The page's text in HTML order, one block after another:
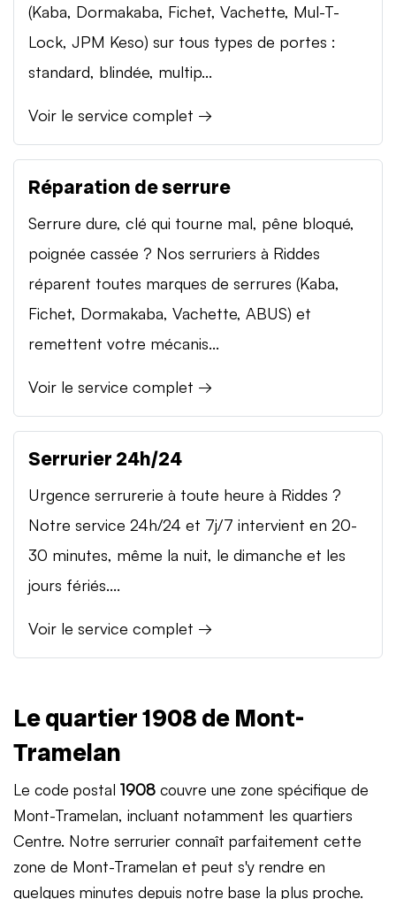
(Kaba, Dormakaba, Fichet, Vachette, Mul-T-
Lock, JPM Keso) sur tous types de portes :
standard, blindée, multip...
Voir le service complet →
Réparation de serrure
Serrure dure, clé qui tourne mal, pêne bloqué,
poignée cassée ? Nos serruriers à Riddes
réparent toutes marques de serrures (Kaba,
Fichet, Dormakaba, Vachette, ABUS) et
remettent votre mécanis...
Voir le service complet →
Serrurier 24h/24
Urgence serrurerie à toute heure à Riddes ?
Notre service 24h/24 et 7j/7 intervient en 20-
30 minutes, même la nuit, le dimanche et les
jours fériés....
Voir le service complet →
Le quartier 1908 de Mont-
Tramelan
Le code postal 1908 couvre une zone spécifique de
Mont-Tramelan, incluant notamment les quartiers
Centre. Notre serrurier connaît parfaitement cette
zone de Mont-Tramelan et peut s'y rendre en
quelques minutes depuis notre base la plus proche.